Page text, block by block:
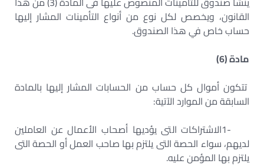
القانون، ويخصص لكل نوع من أنواع التأمينات المشار إليها
حساب خاص في هذا الصندوق.
مادة (6)
تتكون أموال كل حساب من الحسابات المشار إليها بالمادة
السابقة من الموارد الآتية:
1-الاشتراكات التى يؤديها أصحاب الأعمال عن العاملين
لديهم، سواء الحصة التى يلتزم بها صاحب العمل أو الحصة التى
يلتزم بها المؤمن عليه.